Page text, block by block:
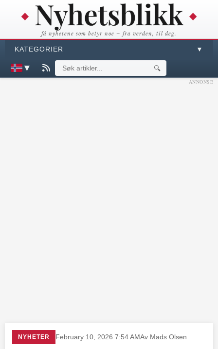
få nyhetene som betyr noe – fra verden, til deg.
KATEGORIER ▼
▼ 🔍
ANNONSE
NYHETER February 10, 2026 7:54 AMAv Mads Olsen